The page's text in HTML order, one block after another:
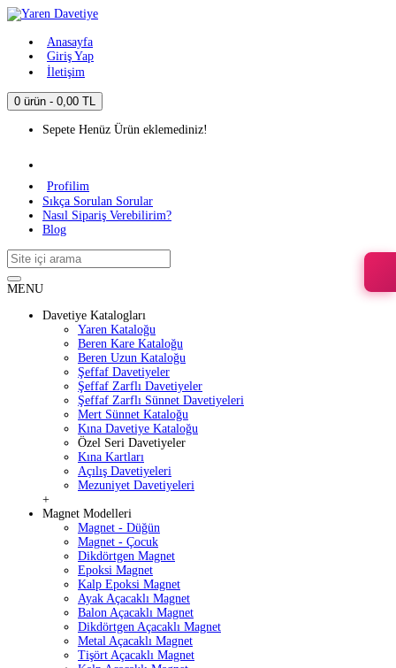
Anasayfa
Giriş Yap
İletişim
0 ürün - 0,00 TL
Sepete Henüz Ürün eklemediniz!
Profilim
Sıkça Sorulan Sorular
Nasıl Sipariş Verebilirim?
Blog
MENU
Davetiye Katalogları
Yaren Kataloğu
Beren Kare Kataloğu
Beren Uzun Kataloğu
Şeffaf Davetiyeler
Şeffaf Zarflı Davetiyeler
Şeffaf Zarflı Sünnet Davetiyeleri
Mert Sünnet Kataloğu
Kına Davetiye Kataloğu
Özel Seri Davetiyeler
Kına Kartları
Açılış Davetiyeleri
Mezuniyet Davetiyeleri
+
Magnet Modelleri
Magnet - Düğün
Magnet - Çocuk
Dikdörtgen Magnet
Epoksi Magnet
Kalp Epoksi Magnet
Ayak Açacaklı Magnet
Balon Açacaklı Magnet
Dikdörtgen Açacaklı Magnet
Metal Açacaklı Magnet
Tişört Açacaklı Magnet